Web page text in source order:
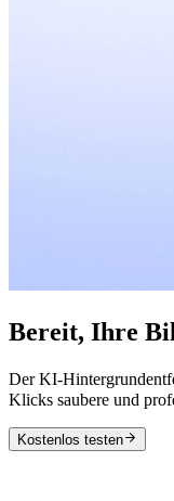
Bereit, Ihre
Der KI-
Klicks saubere und
Kostenlos testen